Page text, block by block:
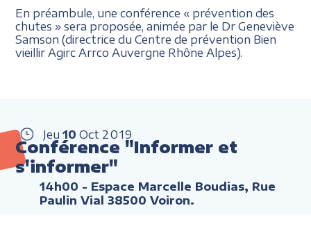
En préambule, une conférence « prévention des
chutes » sera proposée, animée par le Dr Geneviève
Samson (directrice du Centre de prévention Bien
vieillir Agirc Arrco Auvergne Rhône Alpes).
Jeu 10 Oct 2019
Conférence "Informer et
s'informer"
14h00 - Espace Marcelle Boudias, Rue
Paulin Vial 38500 Voiron.